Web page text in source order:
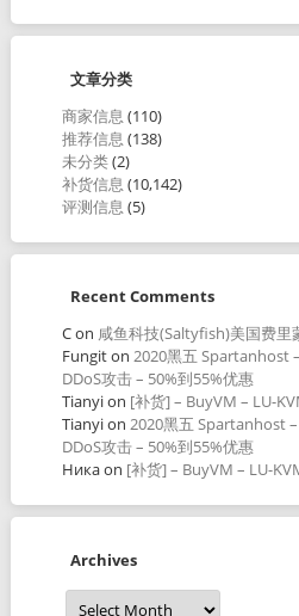
文章分类
商家信息 (110)
推荐信息 (138)
未分类(2)
补货信息 (10,142)
评测信息 (5)
Recent Comments
Con 咸鱼科技(Saltyfish)美国费里
Fungiton 2020黑五 Spartanhost
DDoS攻击 – 50%到55%优惠
Tianyion [补货] – BuyVM – LU-
Tianyion 2020黑五 Spartanhost
DDoS攻击 – 50%到55%优惠
Никаon [补货] – BuyVM – LU-
Archives
Archives